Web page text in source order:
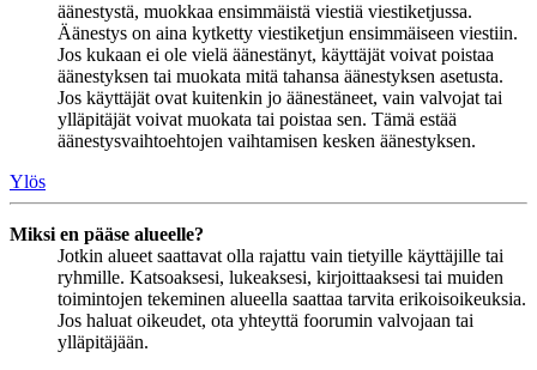
äänestystä, muokkaa ensimmäistä viestiä viestiketjussa.
Äänestys on aina kytketty viestiketjun ensimmäiseen viestiin.
Jos kukaan ei ole vielä äänestänyt, käyttäjät voivat poistaa
äänestyksen tai muokata mitä tahansa äänestyksen asetusta.
Jos käyttäjät ovat kuitenkin jo äänestäneet, vain valvojat tai
ylläpitäjät voivat muokata tai poistaa sen. Tämä estää
äänestysvaihtoehtojen vaihtamisen kesken äänestyksen.
Ylös
Miksi en pääse alueelle?
Jotkin alueet saattavat olla rajattu vain tietyille käyttäjille tai
ryhmille. Katsoaksesi, lukeaksesi, kirjoittaaksesi tai muiden
toimintojen tekeminen alueella saattaa tarvita erikoisoikeuksia.
Jos haluat oikeudet, ota yhteyttä foorumin valvojaan tai
ylläpitäjään.